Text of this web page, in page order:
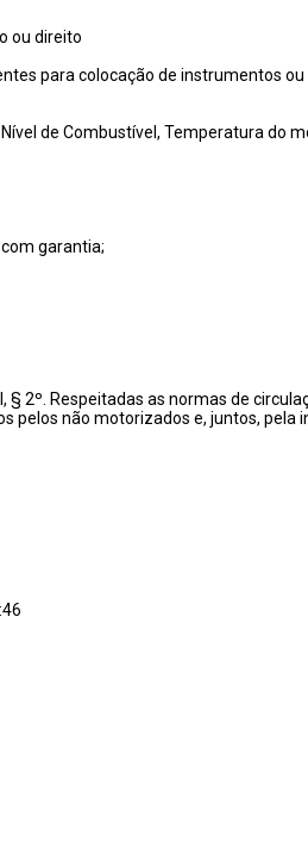
ou direito
para colocação de instrumentos ou
de Combustível, Temperatura do
garantia;
§ 2º. Respeitadas as normas de
pelos não motorizados e, juntos, pela